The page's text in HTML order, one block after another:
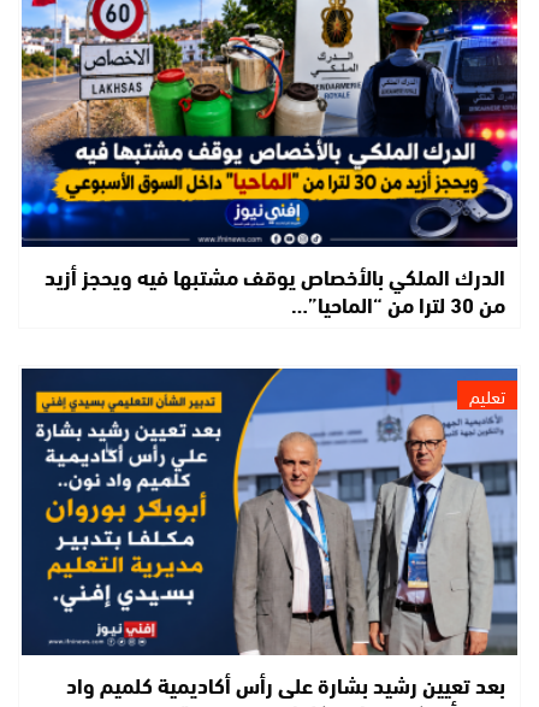
الدرك الملكي بالأخصاص يوقف مشتبها فيه ويحجز أزيد
من 30 لترا من “الماحيا”…
تعليم
بعد تعيين رشيد بشارة على رأس أكاديمية كلميم واد